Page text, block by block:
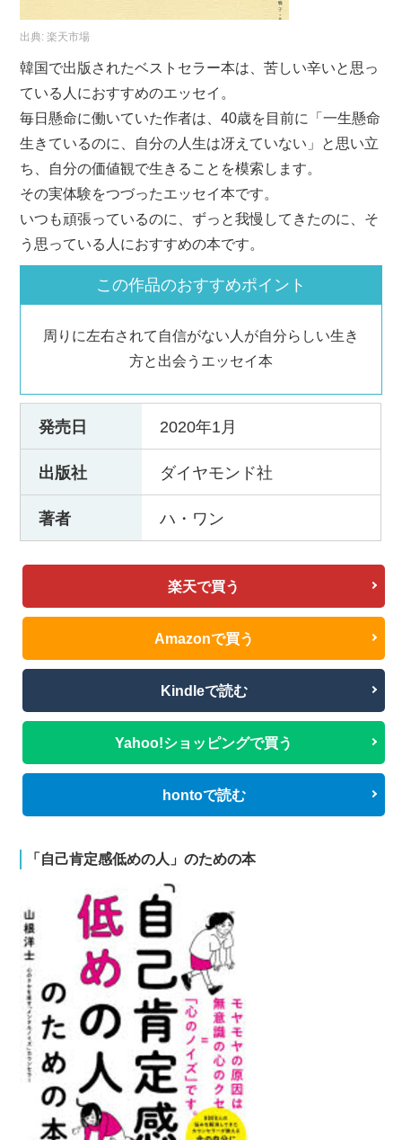
出典:楽天市場
韓国で出版されたベストセラー本は、苦しい辛いと思っ
ている人におすすめのエッセイ。
毎日懸命に働いていた作者は、40歳を目前に「一生懸命
生きているのに、自分の人生は冴えていない」と思い立
ち、自分の価値観で生きることを模索します。
その実体験をつづったエッセイ本です。
いつも頑張っているのに、ずっと我慢してきたのに、そ
う思っている人におすすめの本です。
この作品のおすすめポイント
周りに左右されて自信がない人が自分らしい生き
方と出会うエッセイ本
発売日 2020年1月
出版社 ダイヤモンド社
著者 ハ・ワン
楽天で買う
Amazonで買う
Kindleで読む
Yahoo!ショッピングで買う
hontoで読む
「自己肯定感低めの人」のための本